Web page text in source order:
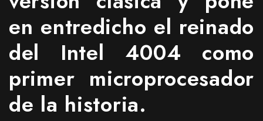
en entredicho el reinado
del Intel 4004 como
primer microprocesador
de la historia.